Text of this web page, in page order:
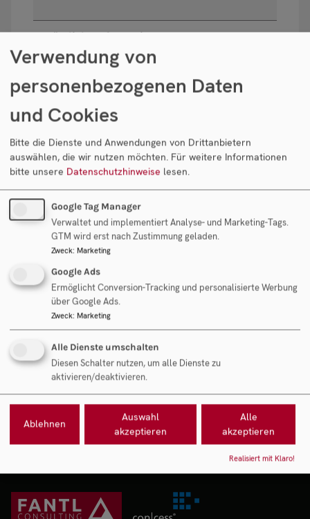
Zusätzliche Informationen
Newsletter Anmeldung
Datenschutz-Zustimmung
Mit dem Ankreuzen und Absenden des Formulars
stimmen Sie ausdrücklich unserer
Datenschutzerklärung
Verarbeitung der oben angeführten Daten zum Zweck
Erfüllung der angefragten Dienstleistung ein. Mit dem
Ankreuzen der Option zur Newsletter-Anmeldung
willigen Sie zudem in die Verarbeitung der oben
angeführten Daten zum Zweck der Zusendung eines E-
Mail-Newsletters ein.
Verwendung von
personenbezogenen Daten
und Cookies
Bitte die Dienste und Anwendungen von Drittanbietern
auswählen, die wir nutzen möchten. Für weitere Informationen
bitte unsere Datenschutzhinweise lesen.
Google Tag Manager
Verwaltet und implementiert Analyse- und Marketing-Tags.
GTM wird erst nach Zustimmung geladen.
Zweck: Marketing
Google Ads
Ermöglicht Conversion-Tracking und personalisierte Werbung
über Google Ads.
Zweck: Marketing
Alle Dienste umschalten
Diesen Schalter nutzen, um alle Dienste zu
aktivieren/deaktivieren.
Ablehnen
Auswahl
akzeptieren
Alle
akzeptieren
Realisiert mit Klaro!